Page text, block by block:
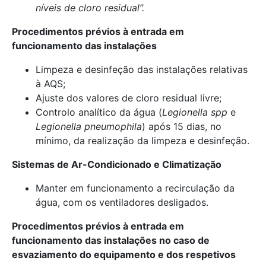
níveis de cloro residual”.
Procedimentos prévios à entrada em
funcionamento das instalações
Limpeza e desinfeção das instalações relativas
à AQS;
Ajuste dos valores de cloro residual livre;
Controlo analítico da água (Legionella spp e
Legionella pneumophila) após 15 dias, no
mínimo, da realização da limpeza e desinfeção.
Sistemas de Ar-Condicionado e Climatização
Manter em funcionamento a recirculação da
água, com os ventiladores desligados.
Procedimentos prévios à entrada em
funcionamento das instalações no caso de
esvaziamento do equipamento e dos respetivos